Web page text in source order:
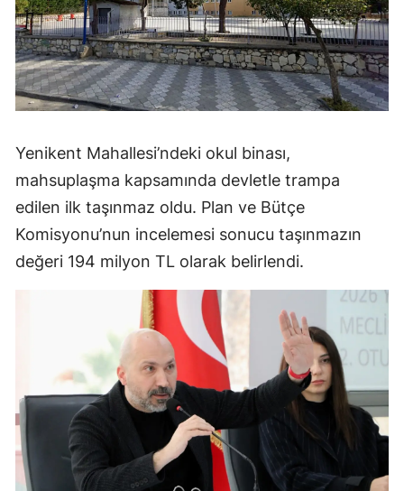
Yenikent Mahallesi’ndeki okul binası,
mahsuplaşma kapsamında devletle trampa
edilen ilk taşınmaz oldu. Plan ve Bütçe
Komisyonu’nun incelemesi sonucu taşınmazın
değeri 194 milyon TL olarak belirlendi.